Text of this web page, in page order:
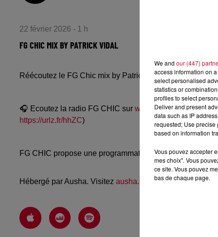
22 février 2026 - 1 h
FG CHIC MIX BY PATRICK VIDAL
Réécoutez le FG Chic mix by Patrick Vidal du samedi 21
🎧 Ecoutez la radio FG CHIC sur www.radiofg.com/fgchic
https://urlz.fr/hhZC)
FG CHIC propose une programmation chill, future-disco
Hébergé par Ausha. Visitez ausha.co/politique-de-
We and our (447)
access information on
select personalised
statistics or
profiles to select
Deliver and present
data such as IP
requested; Use precise
based on information
Vous pouvez accepter
mes choix". Vous
ce site. Vous pouvez
bas de chaque page.